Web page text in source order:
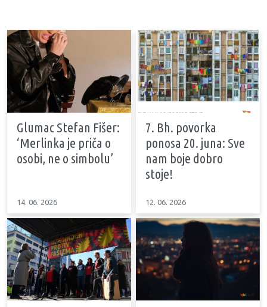
Glumac Stefan Fišer:
‘Merlinka je priča o
osobi, ne o simbolu’
14. 06. 2026
7. Bh. povorka
ponosa 20. juna: Sve
nam boje dobro
stoje!
12. 06. 2026